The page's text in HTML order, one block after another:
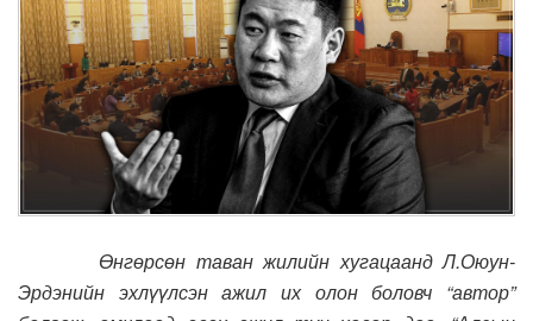
Өнгөрсөн таван жилийн хугацаанд Л.Оюун-
Эрдэнийн эхлүүлсэн ажил их олон боловч “автор”